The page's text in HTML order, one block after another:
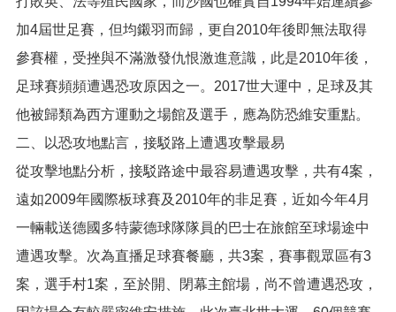
加4屆世足賽，但均鎩羽而歸，更自2010年後即無法取得
參賽權，受挫與不滿激發仇恨激進意識，此是2010年後，
足球賽頻頻遭遇恐攻原因之一。2017世大運中，足球及其
他被歸類為西方運動之場館及選手，應為防恐維安重點。
二、以恐攻地點言，接駁路上遭遇攻擊最易
從攻擊地點分析，接駁路途中最容易遭遇攻擊，共有4案，
遠如2009年國際板球賽及2010年的非足賽，近如今年4月
一輛載送德國多特蒙德球隊隊員的巴士在旅館至球場途中
遭遇攻擊。次為直播足球賽餐廳，共3案，賽事觀眾區有3
案，選手村1案，至於開、閉幕主館場，尚不曾遭遇恐攻，